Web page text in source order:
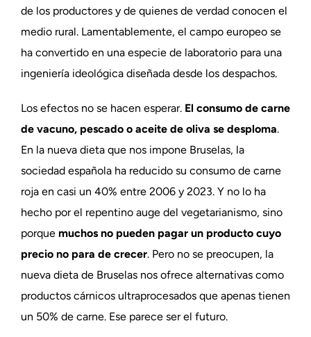
de los productores y de quienes de verdad conocen el
medio rural. Lamentablemente, el campo europeo se
ha convertido en una especie de laboratorio para una
ingeniería ideológica diseñada desde los despachos.
Los efectos no se hacen esperar. El consumo de carne
de vacuno, pescado o aceite de oliva se desploma.
En la nueva dieta que nos impone Bruselas, la
sociedad española ha reducido su consumo de carne
roja en casi un 40% entre 2006 y 2023. Y no lo ha
hecho por el repentino auge del vegetarianismo, sino
porque muchos no pueden pagar un producto cuyo
precio no para de crecer. Pero no se preocupen, la
nueva dieta de Bruselas nos ofrece alternativas como
productos cárnicos ultraprocesados que apenas tienen
un 50% de carne. Ese parece ser el futuro.